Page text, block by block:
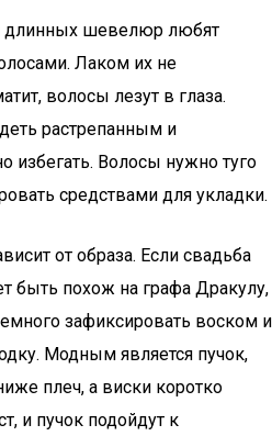
длинных шевелюр любят
Лаком их не
волосы лезут в глаза.
растрепанным и
избегать. Волосы нужно туго
средствами для укладки.
от образа. Если свадьба
быть похож на графа Дракулу,
зафиксировать воском и
Модным является пучок,
плеч, а виски коротко
и пучок подойдут к